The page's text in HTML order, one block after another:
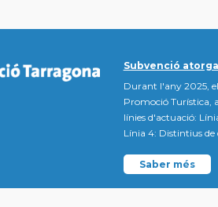
Subvenció
Durant l'any 2025,
Promoció Turística,
línies d'actuació:
Línia 4: Distintius
Saber més